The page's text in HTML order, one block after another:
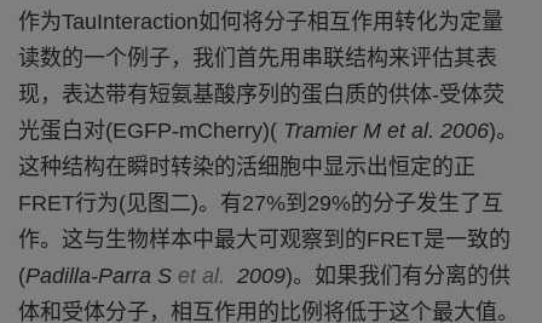
作为TauInteraction如何将分子相互作用转化为定量
读数的一个例子，我们首先用串联结构来评估其表
现， 表达带有短氨基酸序列的蛋白质的供体-受体荧
光蛋白对(EGFP-mCherry)( TramierM et al. 2006)。
这种结构在瞬时转染的活细胞中显示出恒定的正
FRET行为(见图 二)。有27%到 29%的分子发生了互
作。这与生物样本中最大可观察到的FRET是一致的
(Padilla-Parra S et al. 2009)。如果我们有分离的供
体和受体分子，相互作用的比例将低于这个最大值。